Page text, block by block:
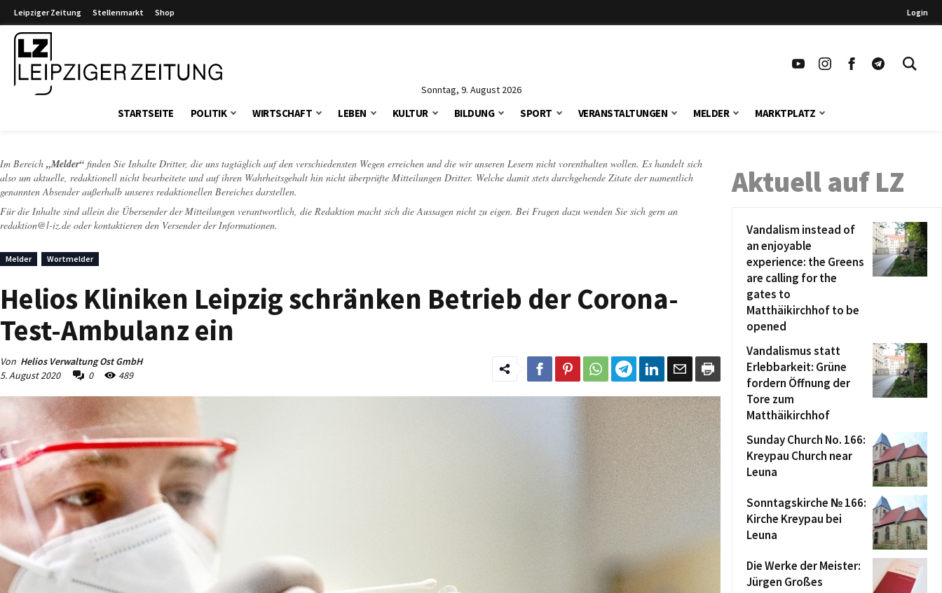
Leipziger Zeitung Stellenmarkt Shop Login
Sonntag, 9. August 2026
STARTSEITE POLITIK WIRTSCHAFT LEBEN KULTUR BILDUNG SPORT VERANSTALTUNGEN MELDER MARKTPLATZ
Im Bereich „Melder“ finden Sie Inhalte Dritter, die uns tagtäglich auf den verschiedensten Wegen erreichen und die wir unseren Lesern nicht vorenthalten wollen. Es handelt sich
also um aktuelle, redaktionell nicht bearbeitete und auf ihren Wahrheitsgehalt hin nicht überprüfte Mitteilungen Dritter. Welche damit stets durchgehende Zitate der namentlich
genannten Absender außerhalb unseres redaktionellen Bereiches darstellen.
Für die Inhalte sind allein die Übersender der Mitteilungen verantwortlich, die Redaktion macht sich die Aussagen nicht zu eigen. Bei Fragen dazu wenden Sie sich gern an
redaktion@l-iz.de oder kontaktieren den Versender der Informationen.
Melder Wortmelder
Helios Kliniken Leipzig schränken Betrieb der Corona-
Test-Ambulanz ein
Von Helios Verwaltung Ost GmbH
5. August 2020
0 489
Aktuell auf LZ
Vandalism instead of
an enjoyable
experience: the Greens
are calling for the
gates to
Matthäikirchhof to be
opened
Vandalismus statt
Erlebbarkeit: Grüne
fordern Öffnung der
Tore zum
Matthäikirchhof
Sunday Church No. 166:
Kreypau Church near
Leuna
Sonntagskirche № 166:
Kirche Kreypau bei
Leuna
Die Werke der Meister:
Jürgen Großes